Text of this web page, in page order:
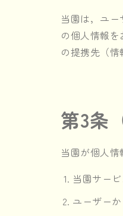
当園は，ユ
の個人情報
の提携先（
第3条
当園が個人情
当園サー
ユーザー